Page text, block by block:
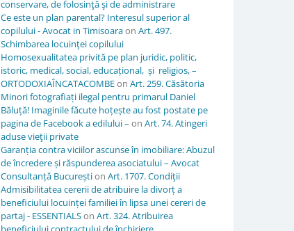
conservare, de folosinţă şi de administrare
Ce este un plan parental? Interesul superior al
copilului - Avocat in Timisoaraon Art. 497.
Schimbarea locuinţei copilului
Homosexualitatea privită pe plan juridic, politic,
istoric, medical, social, educațional, și religios, –
ORTODOXIAÎNCATACOMBEon Art. 259. Căsătoria
Minori fotografiați ilegal pentru primarul Daniel
Băluță! Imaginile făcute hoțește au fost postate pe
pagina de Facebook a edilului – on Art. 74. Atingeri
aduse vieţii private
Garanția contra viciilor ascunse în imobiliare: Abuzul
de încredere și răspunderea asociatului – Avocat
Consultanță Bucureștion Art. 1707. Condiţii
Admisibilitatea cererii de atribuire la divorț a
beneficiului locuinței familiei în lipsa unei cereri de
partaj - ESSENTIALSon Art. 324. Atribuirea